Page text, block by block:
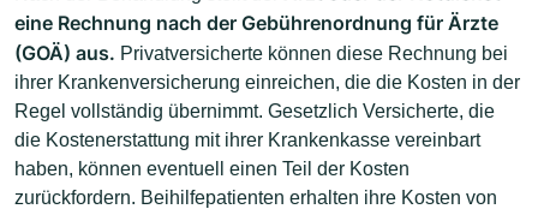
eine Rechnung nach der Gebührenordnung für Ärzte
(GOÄ) aus. Privatversicherte können diese Rechnung bei
ihrer Krankenversicherung einreichen, die die Kosten in der
Regel vollständig übernimmt. Gesetzlich Versicherte, die
die Kostenerstattung mit ihrer Krankenkasse vereinbart
haben, können eventuell einen Teil der Kosten
zurückfordern. Beihilfepatienten erhalten ihre Kosten von